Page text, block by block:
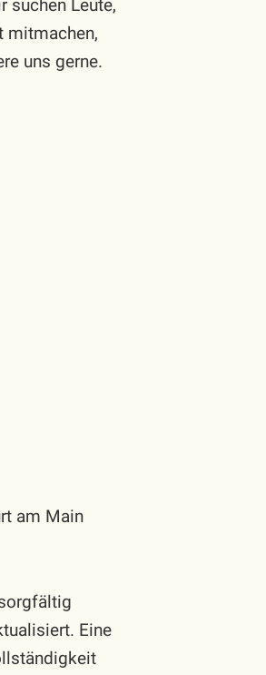
suchen Leute,
mitmachen,
uns gerne.
am Main
Eine